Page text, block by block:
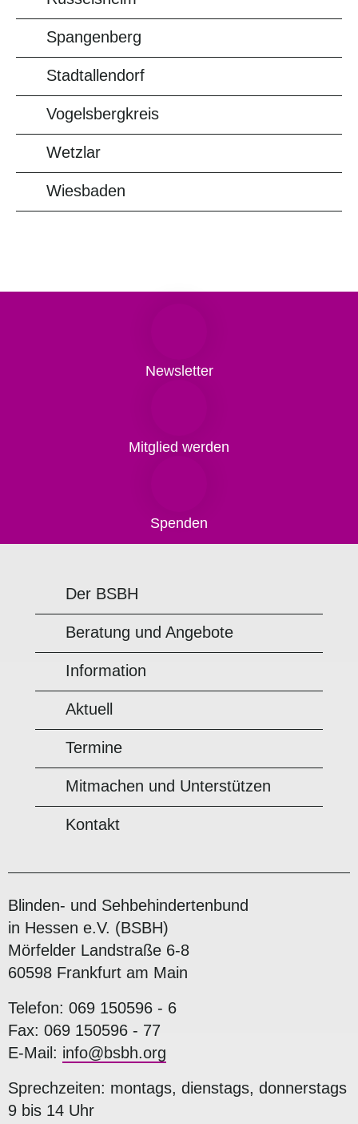
Spangenberg
Stadtallendorf
Vogelsbergkreis
Wetzlar
Wiesbaden
Newsletter
Mitglied werden
Spenden
Der BSBH
Beratung und Angebote
Information
Aktuell
Termine
Mitmachen und Unterstützen
Kontakt
Blinden- und Sehbehindertenbund
in Hessen e.V. (BSBH)
Mörfelder Landstraße 6-8
60598 Frankfurt am Main
Telefon: 069 150596 - 6
Fax: 069 150596 - 77
E-Mail: info@bsbh.org
Sprechzeiten: montags, dienstags, donnerstags
9 bis 14 Uhr